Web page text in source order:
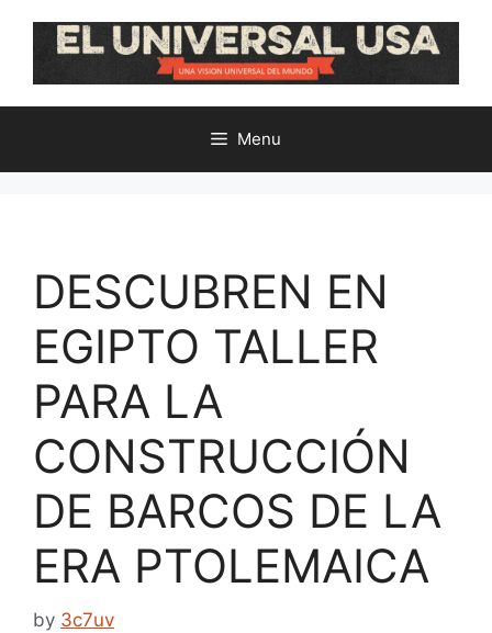
Menu
DESCUBREN EN
EGIPTO TALLER
PARA LA
CONSTRUCCIÓN
DE BARCOS DE LA
ERA PTOLEMAICA
by 3c7uv